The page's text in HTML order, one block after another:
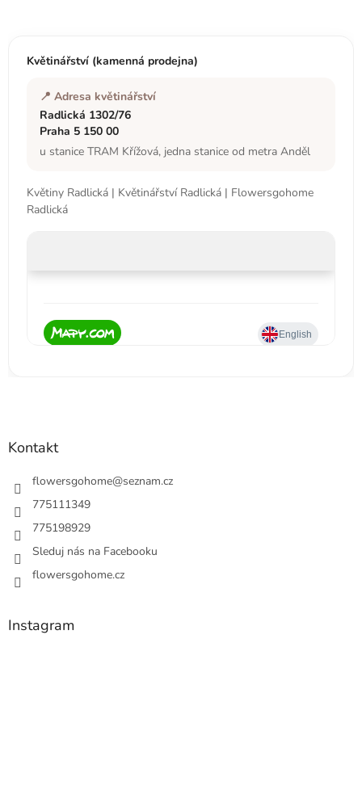
Květinářství (kamenná prodejna)
📍 Adresa květinářství
Radlická 1302/76
Praha 5 150 00
u stanice TRAM Křížová, jedna stanice od metra Anděl
Květiny Radlická | Květinářství Radlická | Flowersgohome
Radlická
Kontakt
flowersgohome@seznam.cz
775111349
775198929
Sleduj nás na Facebooku
flowersgohome.cz
Instagram